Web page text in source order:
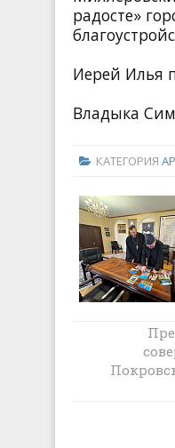
радосте»
Иерей Илья
Владыка
КАТЕГОРИЯ
Симон